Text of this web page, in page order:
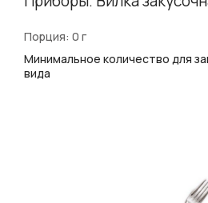
Порция: 0 г
Минимальное количество для
вида